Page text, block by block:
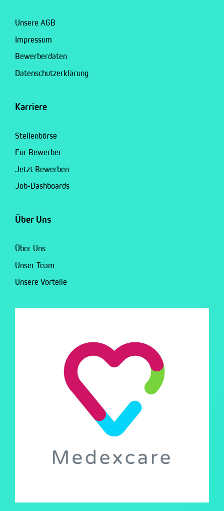
Unsere AGB
Impressum
Bewerberdaten
Datenschutzerklärung
Karriere
Stellenbörse
Für Bewerber
Jetzt Bewerben
Job-Dashboards
Über Uns
Über Uns
Unser Team
Unsere Vorteile